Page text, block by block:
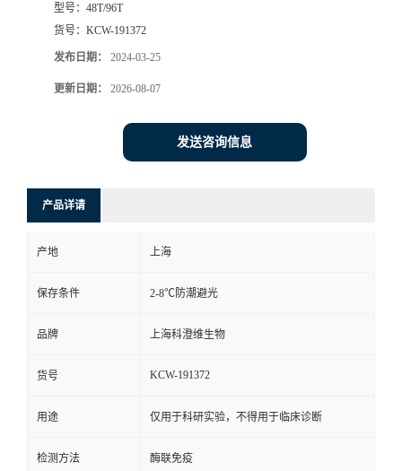
型号： 48T/96T
货号： KCW-191372
发布日期： 2024-03-25
更新日期： 2026-08-07
发送咨询信息
产品详请
产地 上海
保存条件 2-8℃防潮避光
品牌 上海科澄维生物
货号 KCW-191372
用途 仅用于科研实验，不得用于临床诊断
检测方法 酶联免疫